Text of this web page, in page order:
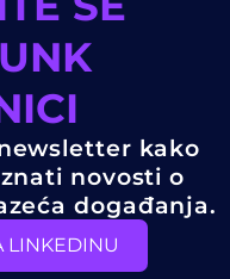
kako
novosti o
događanja.
LINKEDINU